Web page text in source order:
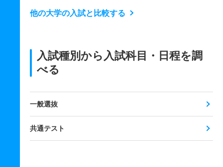
他の大学の入試と比較する
入試種別から入試科目・日程を調
べる
一般選抜
共通テスト